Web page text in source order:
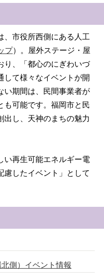
、市役所西側にある人工
プ）。屋外ステージ・屋
り、「都心のにぎわいづ
して様々なイベントが開
い期間は、民間事業者が
も可能です。福岡市と民
出し、天神のまちの魅力
い再生可能エネルギー電
慮したイベント」として
側）イベント情報